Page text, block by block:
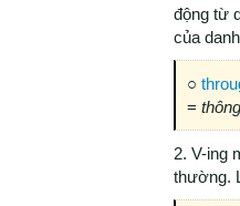
động từ
của
○
=
2. V-ing
thường.